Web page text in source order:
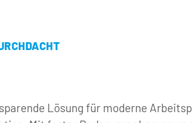
Lösung für moderne